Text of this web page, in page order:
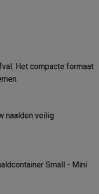
Het compacte formaat
naalden veilig
Small - Mini